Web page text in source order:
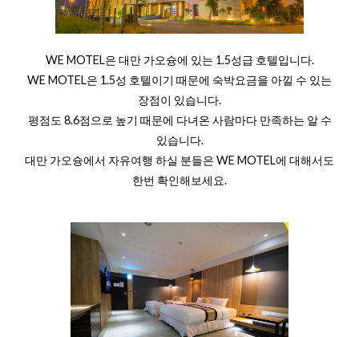
WE MOTEL은 대만 가오슝에 있는 1.5성급 호텔입니다.
WE MOTEL은 1.5성 호텔이기 때문에 숙박요금을 아낄 수 있는
장점이 있습니다.
평점도 8.6점으로 높기 때문에 다녀온 사람마다 만족하는 알 수
있습니다.
대만 가오슝에서 자유여행 하실 분들은 WE MOTEL에 대해서도
한번 확인해보세요.